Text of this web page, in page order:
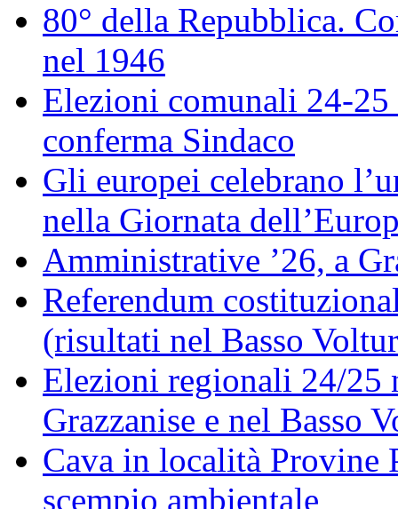
80° della Repubblica.
nel 1946
Elezioni comunali 24-
conferma Sindaco
Gli europei celebrano
nella Giornata
Amministrative ’26, a
Referendum
(risultati nel Basso
Elezioni regionali 24/
Grazzanise e nel Basso
Cava in località Provine
scempio ambientale